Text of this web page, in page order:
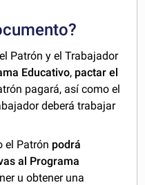
Patrón y el Trabajador
Educativo, pactar el
pagará, así como el
deberá trabajar
el Patrón podrá
al Programa
u obtener una